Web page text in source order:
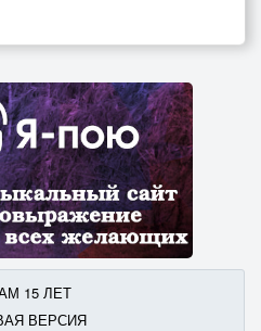
15 ЛЕТ
ВЕРСИЯ